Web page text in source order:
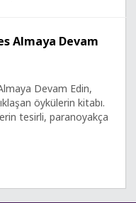
Almaya Devam
Devam Edin,
öykülerin kitabı.
tesirli, paranoyakça